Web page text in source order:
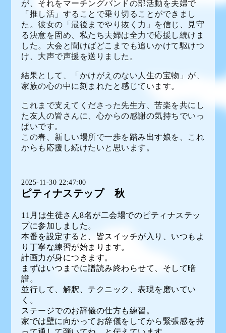
が、それをマーチングバンドの部活動を夫婦で
「推し活」することで乗り切ることができまし
た。彼女の「最後までやり抜く力」を信じ、見守
る決意を固め、 私たち夫婦は全力で応援し続けま
した。大会と聞けばどこまでも追いかけて駆けつ
け、大声で声援を送りました。
結果として、「かけがえのない人生の宝物」が、
家族の心の中に刻まれたと感じています。
これまで支えてくださった先生方、苦楽を共にし
た友人の皆さんに、心からの感謝の気持ちでいっ
ぱいです。
この春、新しい場所で一歩を踏み出す娘を、これ
からも応援し続けたいと思います。
2025-11-30 22:47:00
ピティナステップ 秋
11月は生徒さん8名が二会場でのピティナステッ
プに参加しました。
本番を設定すると、皆スイッチが入り、いつもよ
り丁寧な練習が始まります。
計画力が身につきます。
まずはいつまでに譜読み終わらせて、そして暗
譜。
並行して、解釈、テクニック、表現を磨いてい
く。
ステージでのお辞儀の仕方も練習。
家では壁に向かってお辞儀をしてから緊張感を持